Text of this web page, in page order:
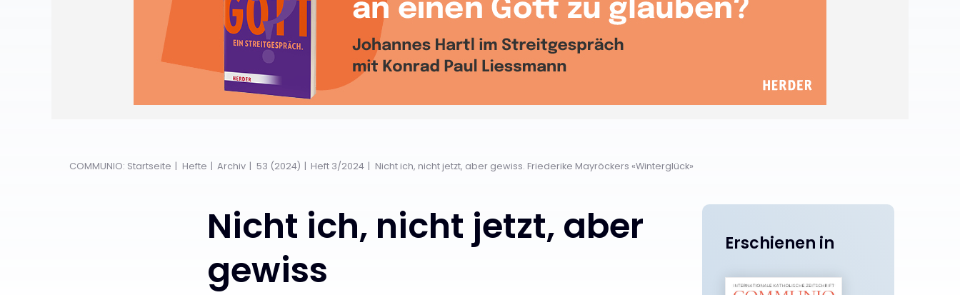
COMMUNIO: Startseite Hefte Archiv 53 (2024) Heft 3/2024 Nicht ich, nicht jetzt, aber gewiss. Friederike Mayröckers «Winterglück»
Nicht ich, nicht jetzt, aber
gewiss
Erschienen in